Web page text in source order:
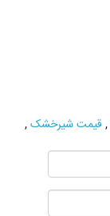
, قیمت شیرخشک,